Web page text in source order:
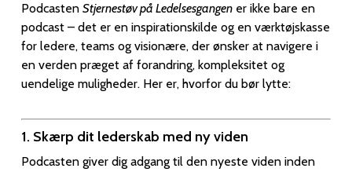
Podcasten Stjernestøv på Ledelsesgangener ikke bare en
podcast – det er en inspirationskilde og en værktøjskasse
for ledere, teams og visionære, der ønsker at navigere i
en verden præget af forandring, kompleksitet og
uendelige muligheder. Her er, hvorfor du bør lytte:
1. Skærp dit lederskab med ny viden
Podcasten giver dig adgang til den nyeste viden inden